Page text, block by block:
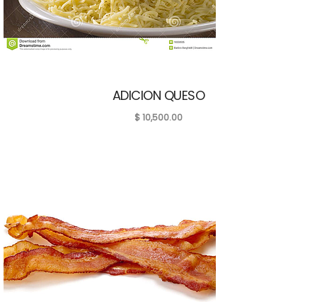
ADICION QUESO
$10,500.00